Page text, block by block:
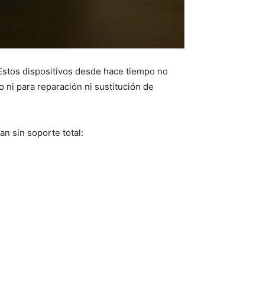
dispositivos desde hace tiempo no
ni para reparación ni sustitución de
sin soporte total: